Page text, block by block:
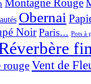
Montagne Rouge
Obernai
Noir Paris... Pots à
rougeVent de